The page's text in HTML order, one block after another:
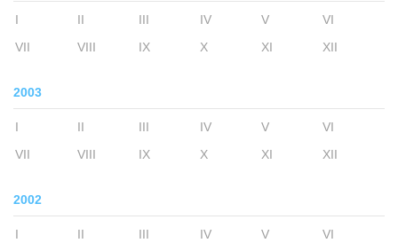
I II III IV V
VI
VII
VIII IX X XI XII
2003
I II III IV V
VI
VII
VIII IX X XI XII
2002
I II III IV V
VI